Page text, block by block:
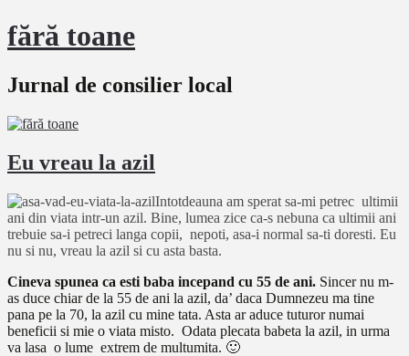
fără toane
Jurnal de consilier local
Eu vreau la azil
Intotdeauna am sperat sa-mi petrec ultimii
ani din viata intr-un azil. Bine, lumea zice ca-s nebuna ca ultimii ani
trebuie sa-i petreci langa copii, nepoti, asa-i normal sa-ti doresti. Eu
nu si nu, vreau la azil si cu asta basta.
Cineva spunea ca esti baba incepand cu 55 de ani. Sincer nu m-
as duce chiar de la 55 de ani la azil, da’ daca Dumnezeu ma tine
pana pe la 70, la azil cu mine tata. Asta ar aduce tuturor numai
beneficii si mie o viata misto. Odata plecata babeta la azil, in urma
va lasa o lume extrem de multumita. 🙂